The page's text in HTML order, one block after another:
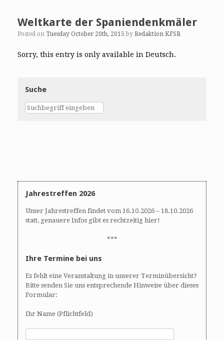
Weltkarte der Spaniendenkmäler
Posted on Tuesday October 20th, 2015 by Redaktion KFSR
Sorry, this entry is only available in Deutsch.
Suche
Jahrestreffen 2026
Unser Jahrestreffen findet vom 16.10.2026 – 18.10.2026
statt, genauere Infos gibt es rechtzeitig hier!
***
Ihre Termine bei uns
Es fehlt eine Veranstaltung in unserer Terminübersicht?
Bitte senden Sie uns entsprechende Hinweise über dieses
Formular:
Ihr Name (Pflichtfeld)